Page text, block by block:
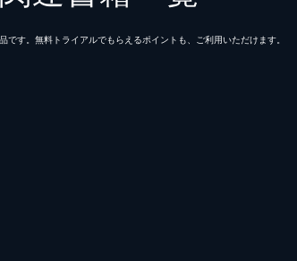
です。無料トライアルでもらえるポイントも、ご利⽤いただけます。